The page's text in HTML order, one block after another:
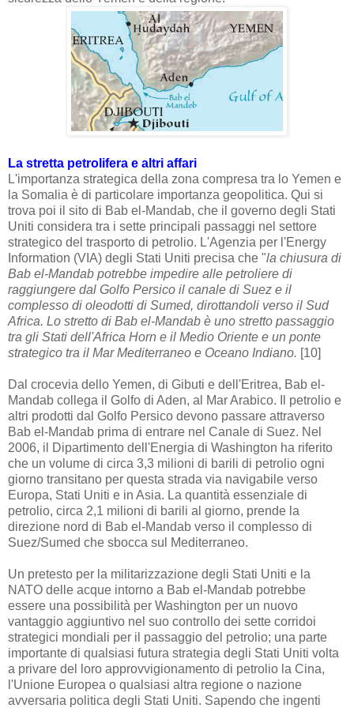
La stretta petrolifera e altri affari
L'importanza strategica della zona compresa tra lo Yemen e
la Somalia è di particolare importanza geopolitica. Qui si
trova poi il sito di Bab el-Mandab, che il governo degli Stati
Uniti considera tra i sette principali passaggi nel settore
strategico del trasporto di petrolio. L'Agenzia per l'Energy
Information (VIA) degli Stati Uniti precisa che "la chiusura di
Bab el-Mandab potrebbe impedire alle petroliere di
raggiungere dal Golfo Persico il canale di Suez e il
complesso di oleodotti di Sumed, dirottandoli verso il Sud
Africa. Lo stretto di Bab el-Mandab è uno stretto passaggio
tra gli Stati dell'Africa Horn e il Medio Oriente e un ponte
strategico tra il Mar Mediterraneo e Oceano Indiano. [10]
Dal crocevia dello Yemen, di Gibuti e dell'Eritrea, Bab el-
Mandab collega il Golfo di Aden, al Mar Arabico. Il petrolio e
altri prodotti dal Golfo Persico devono passare attraverso
Bab el-Mandab prima di entrare nel Canale di Suez. Nel
2006, il Dipartimento dell'Energia di Washington ha riferito
che un volume di circa 3,3 milioni di barili di petrolio ogni
giorno transitano per questa strada via navigabile verso
Europa, Stati Uniti e in Asia. La quantità essenziale di
petrolio, circa 2,1 milioni di barili al giorno, prende la
direzione nord di Bab el-Mandab verso il complesso di
Suez/Sumed che sbocca sul Mediterraneo.
Un pretesto per la militarizzazione degli Stati Uniti e la
NATO delle acque intorno a Bab el-Mandab potrebbe
essere una possibilità per Washington per un nuovo
vantaggio aggiuntivo nel suo controllo dei sette corridoi
strategici mondiali per il passaggio del petrolio; una parte
importante di qualsiasi futura strategia degli Stati Uniti volta
a privare del loro approvvigionamento di petrolio la Cina,
l'Unione Europea o qualsiasi altra regione o nazione
avversaria politica degli Stati Uniti. Sapendo che ingenti